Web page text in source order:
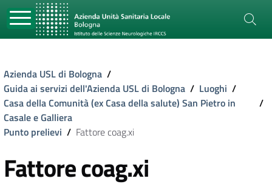
Azienda USL di Bologna /
Guida ai servizi dell'Azienda USL di Bologna / Luoghi /
Casa della Comunità (ex Casa della salute) San Pietro in
Casale e Galliera
/
Punto prelievi / Fattore coag.xi
Fattore coag.xi